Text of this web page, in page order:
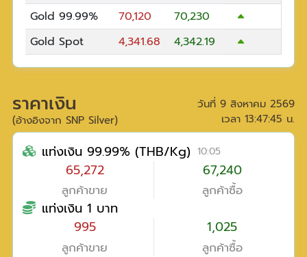
Gold 99.99%
70,120
70,230
Gold Spot
4,341.68 4,342.19
ราคาเงิน
(อ้างอิงจาก SNP Silver)
วันที่ 9 สิงหาคม 2569
เวลา 13:47:45 น.
แท่งเงิน 99.99% (THB/Kg) 10:05
65,272
ลูกค้าขาย
67,240
ลูกค้าซื้อ
แท่งเงิน 1 บาท
995
ลูกค้าขาย
1,025
ลูกค้าซื้อ